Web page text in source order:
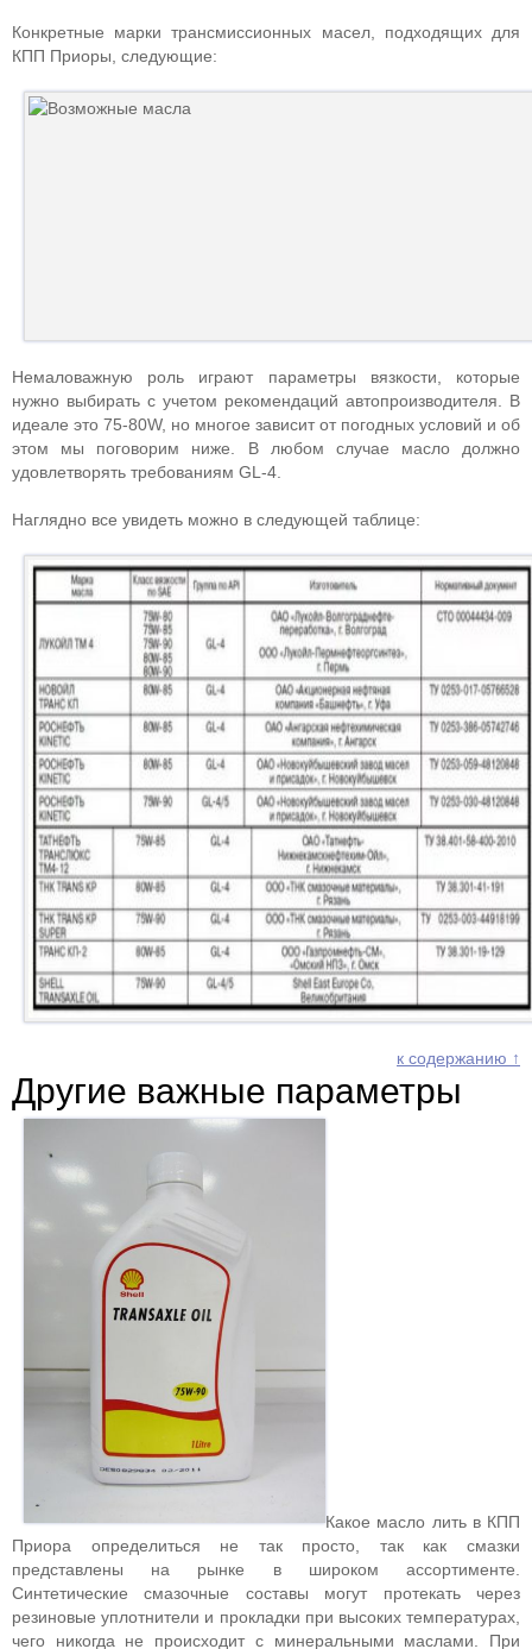
Конкретные марки трансмиссионных масел, подходящих для
КПП Приоры, следующие:
Немаловажную роль играют параметры вязкости, которые
нужно выбирать с учетом рекомендаций автопроизводителя. В
идеале это 75-80W, но многое зависит от погодных условий и об
этом мы поговорим ниже. В любом случае масло должно
удовлетворять требованиям GL-4.
Наглядно все увидеть можно в следующей таблице:
к содержанию ↑
Другие важные параметры
Какое масло лить в КПП
Приора определиться не так просто, так как смазки
представлены на рынке в широком ассортименте.
Синтетические смазочные составы могут протекать через
резиновые уплотнители и прокладки при высоких температурах,
чего никогда не происходит с минеральными маслами. При